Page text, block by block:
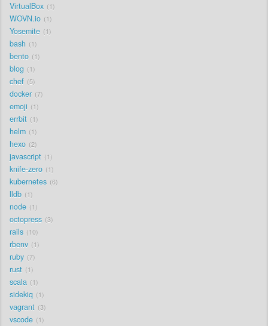
VirtualBox 1
WOVN.io 1
Yosemite 1
bash 1
bento 1
blog 1
chef 5
docker 7
emoji 1
errbit 1
helm 1
hexo 2
javascript 1
knife-zero 1
kubernetes 6
lldb 1
node 1
octopress 3
rails 10
rbenv 1
ruby 7
rust 1
scala 1
sidekiq 1
vagrant 3
vscode 1